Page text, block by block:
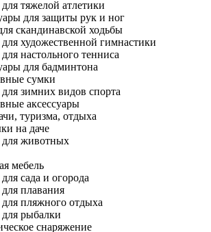
тяжелой атлетики
для защиты рук и ног
скандинавской ходьбы
художественной гимнастики
настольного тенниса
для бадминтона
сумки
зимних видов спорта
аксессуары
туризма, отдыха
на даче
животных
мебель
сада и огорода
плавания
пляжного отдыха
рыбалки
снаряжение